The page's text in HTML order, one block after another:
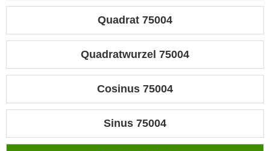
Quadrat 75004
Quadratwurzel 75004
Cosinus 75004
Sinus 75004